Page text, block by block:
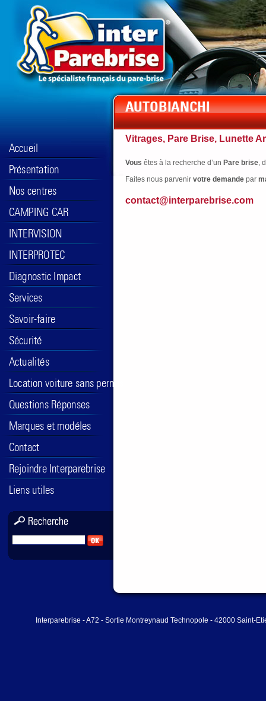
Vitrages, Pare Brise, Lunette
Vous êtes à la recherche d’un Pare brise,
Faites nous parvenir votre demande par
contact@interparebrise.com
Interparebrise - A72 - Sortie Montreynaud Technopole - 42000 Saint-